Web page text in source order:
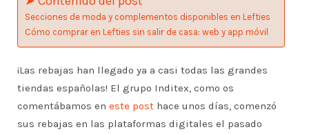
Secciones de moda y complementos disponibles en Lefties
Cómo comprar en Lefties sin salir de casa: web y app móvil
¡Las rebajas han llegado ya a casi todas las grandes
tiendas españolas! El grupo Inditex, como os
comentábamos en este post hace unos días, comenzó
sus rebajas en las plataformas digitales el pasado